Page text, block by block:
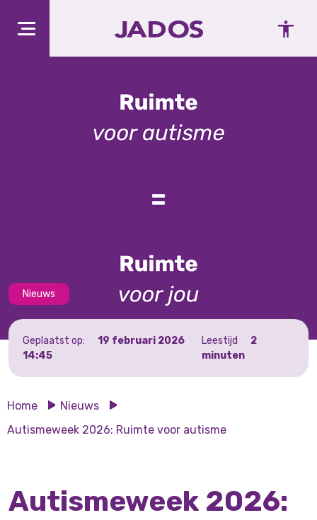
Nieuws
Geplaatst op:
19 februari 2026
14:45
Leestijd
2
minuten
Home
Nieuws
Autismeweek 2026: Ruimte voor autisme
Autismeweek 2026: